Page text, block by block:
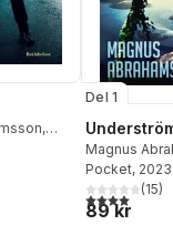
,
Totalt antal röster:
Del 1
Magnus
Pocket, 2023
4,0utav 5(15)
89 kr